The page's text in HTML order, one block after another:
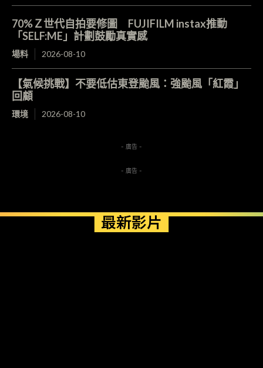
70%Ｚ世代自拍要修圖 FUJIFILM instax推動
「SELF:ME」計劃鼓勵真實感
場料 2026-08-10
【氣候挑戰】不要低估東登颱風：強颱風「紅霞」
回顧
環境 2026-08-10
- 廣告 -
- 廣告 -
最新影片